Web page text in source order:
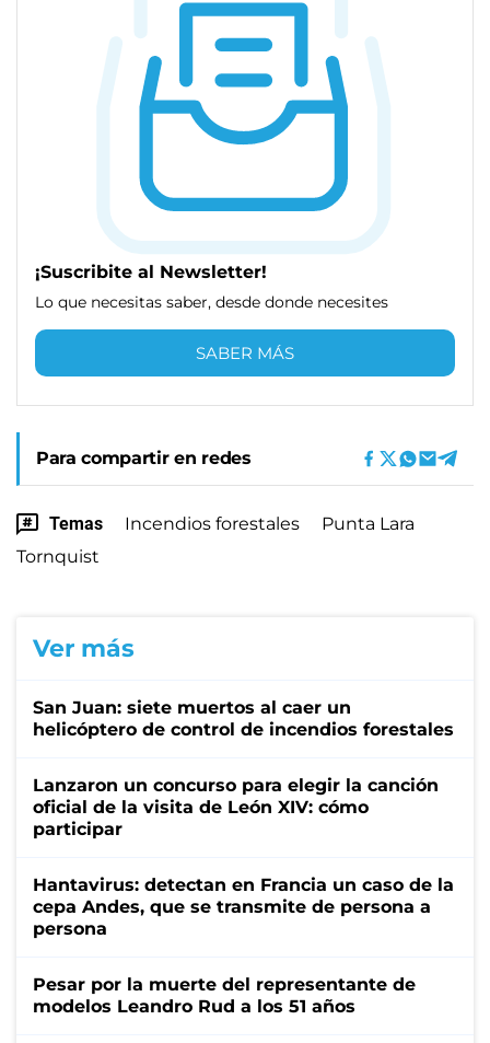
¡Suscribite al Newsletter!
Lo que necesitas saber, desde donde necesites
SABER MÁS
Para compartir en redes
Temas Incendios forestales
Punta Lara
Tornquist
Ver más
San Juan: siete muertos al caer un
helicóptero de control de incendios forestales
Lanzaron un concurso para elegir la canción
oficial de la visita de León XIV: cómo
participar
Hantavirus: detectan en Francia un caso de la
cepa Andes, que se transmite de persona a
persona
Pesar por la muerte del representante de
modelos Leandro Rud a los 51 años